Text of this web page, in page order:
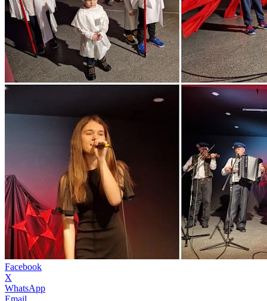
Facebook
X
WhatsApp
Email